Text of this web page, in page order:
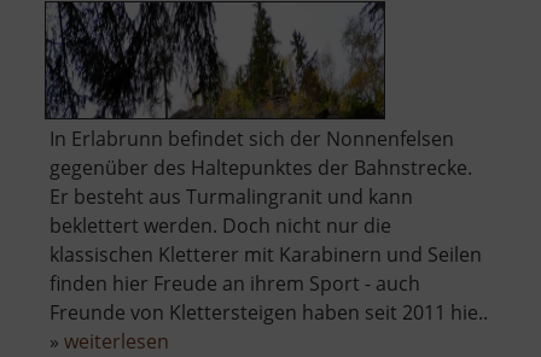
In Erlabrunn befindet sich der Nonnenfelsen
gegenüber des Haltepunktes der Bahnstrecke.
Er besteht aus Turmalingranit und kann
beklettert werden. Doch nicht nur die
klassischen Kletterer mit Karabinern und Seilen
finden hier Freude an ihrem Sport - auch
Freunde von Klettersteigen haben seit 2011 hie..
» weiterlesen